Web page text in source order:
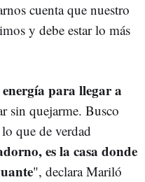
cuenta que nuestro
y debe estar lo más
para llegar a
sin quejarme. Busco
que de verdad
es la casa donde
", declara Mariló